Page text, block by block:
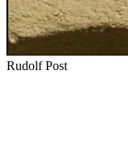
Rudolf Post